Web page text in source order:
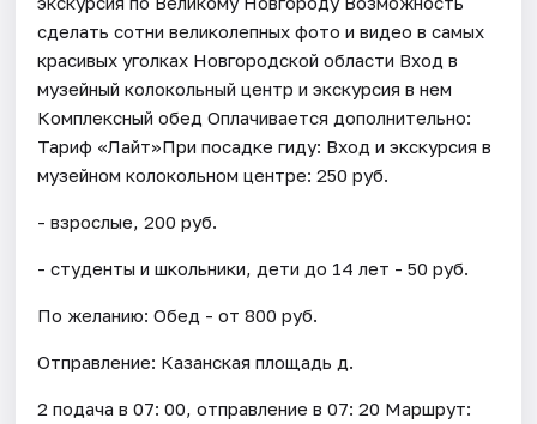
сделать сотни великолепных фото и видео в самых
красивых уголках Новгородской области Вход в
музейный колокольный центр и экскурсия в нем
Комплексный обед Оплачивается дополнительно:
Тариф «Лайт»При посадке гиду: Вход и экскурсия в
музейном колокольном центре: 250 руб.
- взрослые, 200 руб.
- студенты и школьники, дети до 14 лет - 50 руб.
По желанию: Обед - от 800 руб.
Отправление: Казанская площадь д.
2 подача в 07: 00, отправление в 07: 20 Маршрут: